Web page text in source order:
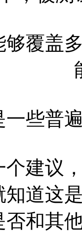
盖多
普遍
议，
知道这
和其